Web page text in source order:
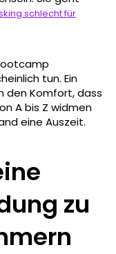
schlecht für
tun. Ein
den Komfort, dass
A bis Z widmen
eine Auszeit.
zu